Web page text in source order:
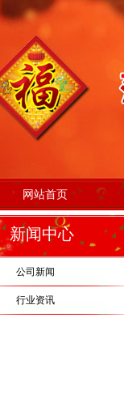
网站首页
新闻中心
公司新闻
行业资讯